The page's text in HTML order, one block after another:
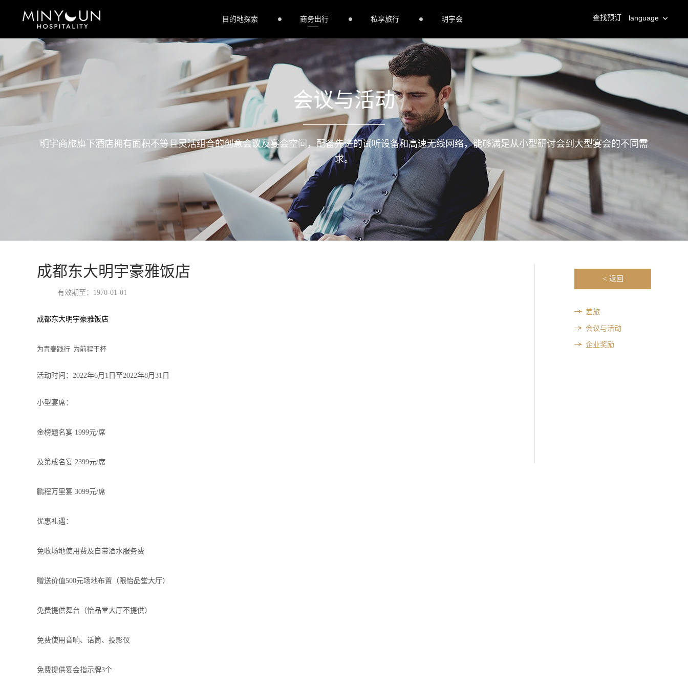
目的地探索 商务出行 私享旅行 明宇会 查找预订 language
会议与活动
明宇商旅旗下酒店拥有面积不等且灵活组合的创意会议及宴会空间，配备先进的试听设备和高速无线网络，能够满足从小型研讨会到大型宴会的不同需
求。
成都东大明宇豪雅饭店
有效期至： 1970-01-01
成都东大明宇豪雅饭店
为青春践行 为前程干杯
活动时间： 2022年6月 1 日至2022年8月 31 日
小型宴席：
金榜题名宴 1999元/席
及第成名宴 2399元/席
鹏程万里宴 3099元/席
优惠礼遇：
免收场地使用费及自带酒水服务费
赠送价值500元场地布置（限怡品堂大厅）
免费提供舞台（怡品堂大厅不提供）
免费使用音响、话筒、投影仪
免费提供宴会指示牌3个
< 返回
差旅
会议与活动
企业奖励